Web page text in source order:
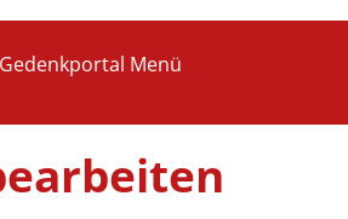
Gedenkportal Menü